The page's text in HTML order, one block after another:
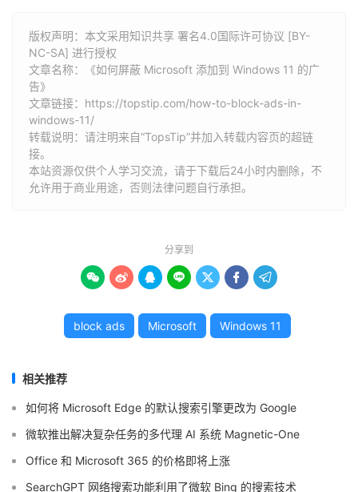
版权声明：本文采用知识共享 署名4.0国际许可协议 [BY-
NC-SA] 进行授权
文章名称：《如何屏蔽 Microsoft 添加到 Windows 11 的广
告》
文章链接： https://topstip.com/how-to-block-ads-in-
windows-11/
转载说明：请注明来自“TopsTip”并加入转载内容页的超链
接。
本站资源仅供个人学习交流，请于下载后24小时内删除，不
允许用于商业用途，否则法律问题自行承担。
分享到
      
block ads Microsoft Windows 11
相关推荐
如何将 Microsoft Edge 的默认搜索引擎更改为 Google
微软推出解决复杂任务的多代理 AI 系统 Magnetic-One
Office 和 Microsoft 365 的价格即将上涨
SearchGPT 网络搜索功能利用了微软 Bing 的搜索技术